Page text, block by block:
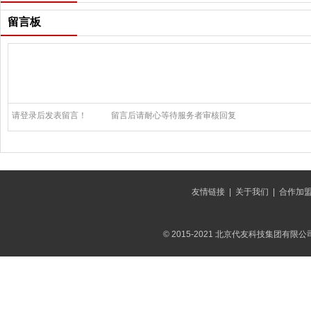
留言板
请登录后发表留言！ 留言后请耐心等待服务者审核回复
友情链接| 关于我们 合作加
© 2015-2021 北京代友科技集团有限